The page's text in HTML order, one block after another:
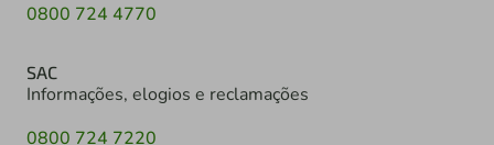
0800 724 4770
SAC
Informações, elogios e reclamações
0800 724 7220